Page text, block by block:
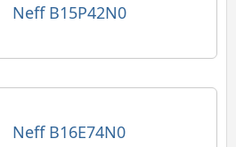
Neff B15P42N0
Neff B16E74N0